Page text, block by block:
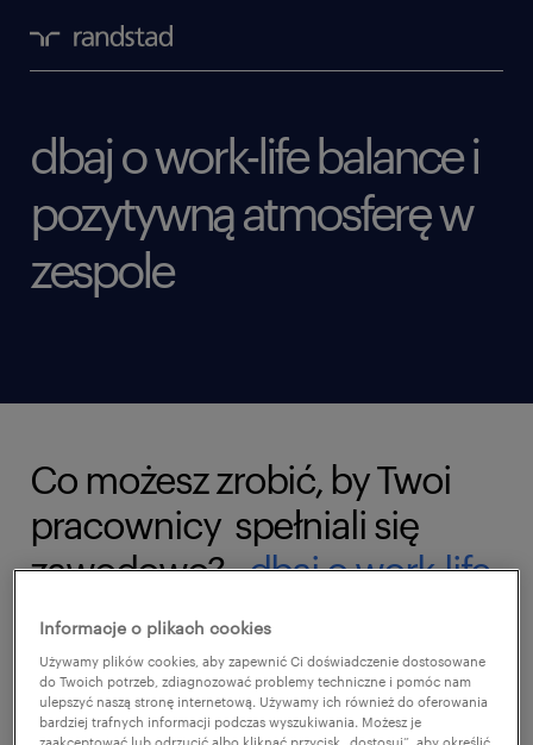
dbaj o work-life balance i
pozytywną atmosferę w
zespole
Co możesz zrobić, by Twoi
pracownicy spełniali się
zawodowo?- dbaj o work-life
balance i pozytywną
atmosferę wewnątrz zespołu.
75% pracowników przyznaje, że ma
Informacje o plikach cookies
Używamy plików cookies, aby zapewnić Ci doświadczenie dostosowane
do Twoich potrzeb, zdiagnozować problemy techniczne i pomóc nam
ulepszyć naszą stronę internetową. Używamy ich również do oferowania
bardziej trafnych informacji podczas wyszukiwania. Możesz je